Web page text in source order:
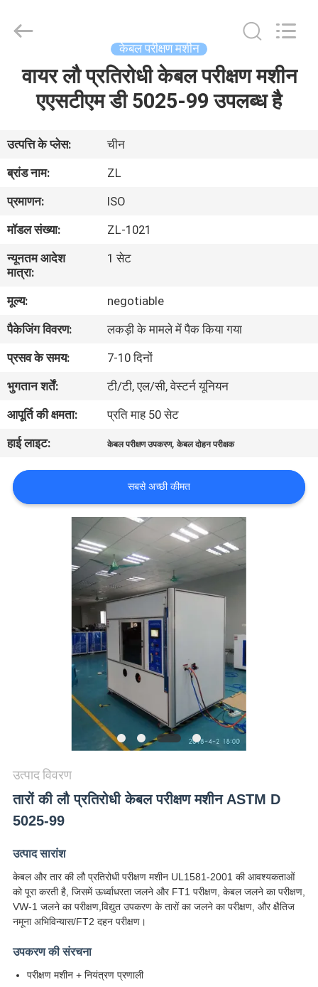
वीडियो
हमारे
बारे
में
कारखाना
भ्रमण
गुणवत्ता
नियंत्रण
संपर्क
करें
SITEMAP
PRIVACY
POLICY
Technology
Reserved.
केबल परीक्षण मशीन
वायर लौ प्रतिरोधी केबल परीक्षण मशीन
एएसटीएम डी 5025-99 उपलब्ध है
उत्पत्ति के प्लेस:
चीन
ब्रांड नाम:
ZL
प्रमाणन:
ISO
मॉडल संख्या:
ZL-1021
न्यूनतम आदेश
मात्रा:
1 सेट
मूल्य:
negotiable
पैकेजिंग विवरण:
लकड़ी के मामले में पैक किया गया
प्रसव के समय:
7-10 दिनों
भुगतान शर्तें:
टी/टी, एल/सी, वेस्टर्न यूनियन
आपूर्ति की क्षमता:
प्रति माह 50 सेट
हाई लाइट:
केबल परीक्षण उपकरण,केबल दोहन परीक्षक
सबसे अच्छी कीमत
उत्पाद विवरण
तारों की लौ प्रतिरोधी केबल परीक्षण मशीन ASTM D
5025-99
उत्पाद सारांश
केबल और तार की लौ प्रतिरोधी परीक्षण मशीन UL1581-2001 की आवश्यकताओं
को पूरा करती है, जिसमें ऊर्ध्वाधरता जलने और FT1 परीक्षण, केबल जलने का परीक्षण,
VW-1 जलने का परीक्षण,विद्युत उपकरण के तारों का जलने का परीक्षण, और क्षैतिज
नमूना अभिविन्यास/FT2 दहन परीक्षण।
उपकरण की संरचना
परीक्षण मशीन + नियंत्रण प्रणाली